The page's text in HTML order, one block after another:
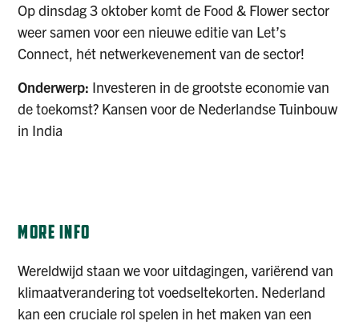
Op dinsdag 3 oktober komt de Food & Flower sector
weer samen voor een nieuwe editie van Let’s
Connect, hét netwerkevenement van de sector!
Onderwerp: Investeren in de grootste economie van
de toekomst? Kansen voor de Nederlandse Tuinbouw
in India
MORE INFO
Wereldwijd staan we voor uitdagingen, variërend van
klimaatverandering tot voedseltekorten. Nederland
kan een cruciale rol spelen in het maken van een